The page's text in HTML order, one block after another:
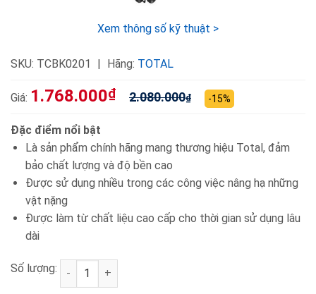
Xem thông số kỹ thuật >
SKU: TCBK0201 Hãng: TOTAL
Giá: 1.768.000₫ 2.080.000₫ -15%
Đặc điểm nổi bật
Là sản phẩm chính hãng mang thương hiệu Total, đảm
bảo chất lượng và độ bền cao
Được sử dụng nhiều trong các công việc nâng hạ những
vật nặng
Được làm từ chất liệu cao cấp cho thời gian sử dụng lâu
dài
Số lượng: Bá lăng xích 1 tấn Total TCBK0201 số lượng